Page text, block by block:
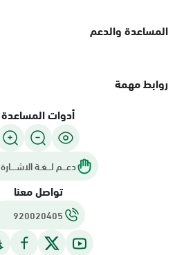
المساعدة والدعم
روابط مهمة
أدوات المساعدة
دعـــم لـــغـة الاشــــارة
تواصل معنا
920020405